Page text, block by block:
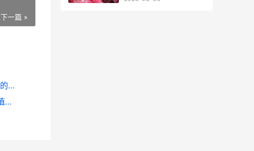
下一篇 »
**王者水晶多少幸运值的奥秘，揭秘幸运系统的终极法则**
王者荣耀怎么用q币充值，资深玩家的便捷充值指南，副标题，从零开始轻松获取点券